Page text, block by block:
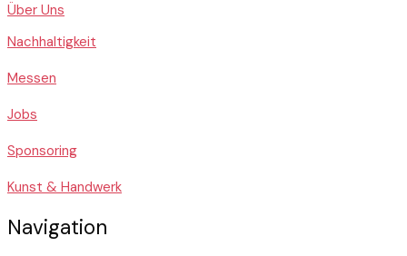
Über Uns
Nachhaltigkeit
Messen
Jobs
Sponsoring
Kunst & Handwerk
Navigation